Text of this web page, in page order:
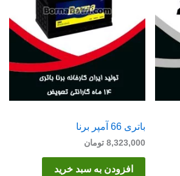
باتری 66 آمپر برنا
8,323,000 تومان
افزودن به سبد خرید